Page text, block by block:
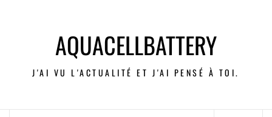
AQUACELLBATTERY
J'AI VU L'ACTUALITÉ ET J'AI PENSÉ À TOI.